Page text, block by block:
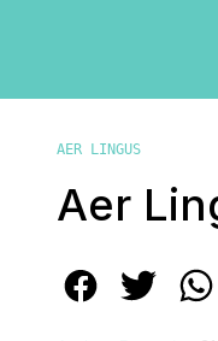
AER LINGUS
Aer